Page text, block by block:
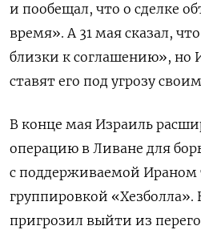
и пообещал, что о сделке
время». А 31 мая сказал,
близки к соглашению», но
ставят его под угрозу
В конце мая Израиль
операцию в Ливане для
с поддерживаемой Ираном
группировкой «Хезболла».
пригрозил выйти из